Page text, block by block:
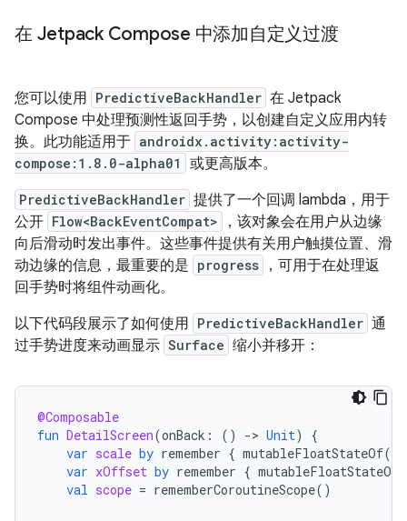
在 Jetpack Compose 中添加自定义过渡
您可以使用 PredictiveBackHandler 在 Jetpack
Compose 中处理预测性返回手势，以创建自定义应用内转
换。此功能适用于 androidx.activity:activity-
compose:1.8.0-alpha01
或更高版本。
PredictiveBackHandler 提供了一个回调 lambda，用于
公开 Flow<BackEventCompat>
，该对象会在用户从边缘
向后滑动时发出事件。这些事件提供有关用户触摸位置、滑
动边缘的信息，最重要的是 progress
，可用于在处理返
回手势时将组件动画化。
以下代码段展示了如何使用 PredictiveBackHandler 通
过手势进度来动画显示 Surface 缩小并移开：
@Composable
fun DetailScreen(onBack : () -> Unit)
{
var scale by remember { mutableFloatStateOf(
var xOffset by remember { mutableFloatStateOf
val scope = rememberCoroutineScope()